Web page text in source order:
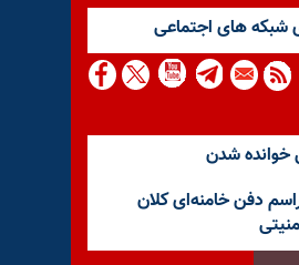
شبكه هاى اجتماعى
خوانده شدن
دفن خامنه‌ای کلان